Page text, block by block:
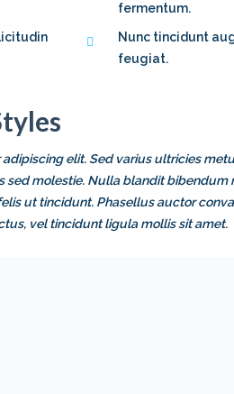
fermentum.
Nunc tincidunt
feugiat.
elit. Sed varius ultricies
sed molestie. Nulla blandit bibendum
ut tincidunt. Phasellus auctor
vel tincidunt ligula mollis sit amet.